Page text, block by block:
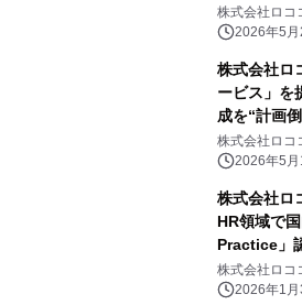
ス」を提
の“定着”と
株式会社ロコ
2026年5
株式会社ロ
ービス」
成を“計画
までの一貫
株式会社ロコ
2026年5
株式会社ロ
HR領域で
Practice」
株式会社ロコ
2026年1